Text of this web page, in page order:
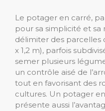
Le potager en carré,
pour sa simplicité et sa
délimiter des parcelles
x 1,2 m), parfois
semer plusieurs
un contrôle aisé de
tout en favorisant des
cultures. Un potager
présente aussi